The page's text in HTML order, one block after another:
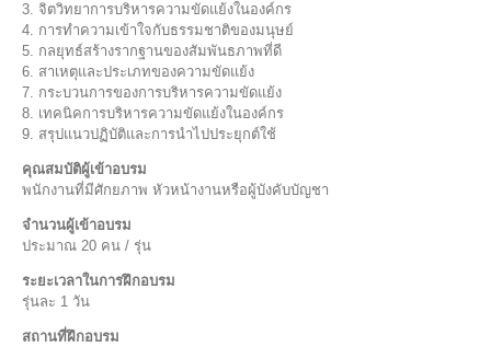
3. จิตวิทยาการบริหารความขัดแย้งในองค์กร
4. การทำความเข้าใจกับธรรมชาติของมนุษย์
5. กลยุทธ์สร้างรากฐานของสัมพันธภาพที่ดี
6. สาเหตุและประเภทของความขัดแย้ง
7. กระบวนการของการบริหารความขัดแย้ง
8. เทคนิคการบริหารความขัดแย้งในองค์กร
9. สรุปแนวปฏิบัติและการนำไปประยุกต์ใช้
คุณสมบัติผู้เข้าอบรม
พนักงานที่มีศักยภาพ หัวหน้างานหรือผู้บังคับบัญชา
จำนวนผู้เข้าอบรม
ประมาณ 20 คน / รุ่น
ระยะเวลาในการฝึกอบรม
รุ่นละ 1 วัน
สถานที่ฝึกอบรม